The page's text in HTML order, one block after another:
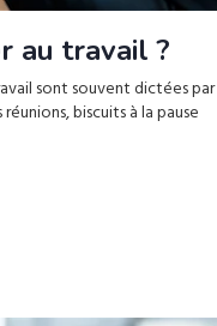
au travail ?
sont souvent dictées par
biscuits à la pause